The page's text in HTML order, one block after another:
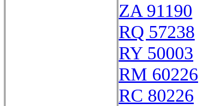
ZA 91190
RQ 57238
RY 50003
RM 60226
RC 80226